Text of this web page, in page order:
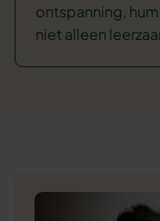
ontspanning,
niet alleen